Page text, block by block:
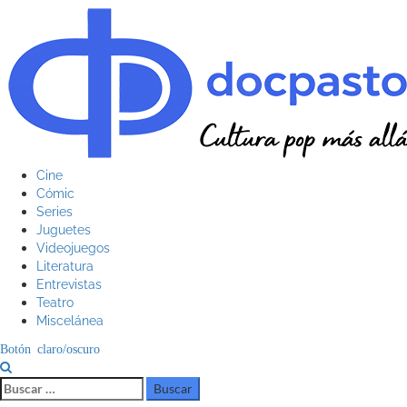
contenido
Menú
principal
Cine
Cómic
Series
Juguetes
Videojuegos
Literatura
Entrevistas
Teatro
Miscelánea
Botón claro/oscuro
Buscar: